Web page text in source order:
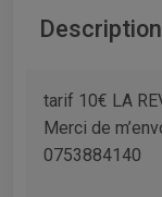
Description
tarif 10€ LA
Merci de
0753884140